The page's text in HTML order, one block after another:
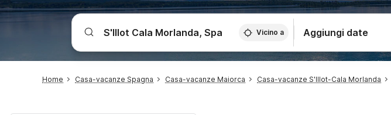
Vicino a Aggiungi date
Home Casa-vacanze Spagna Casa-vacanze Maiorca Casa-vacanze S'Illot-Cala Morlanda